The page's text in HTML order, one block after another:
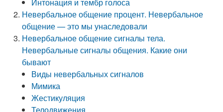
Невербальное общение процент. Невербальное
общение — это мы унаследовали
Невербальное общение сигналы тела.
Невербальные сигналы общения. Какие они
бывают
Виды невербальных сигналов
Мимика
Жестикуляция